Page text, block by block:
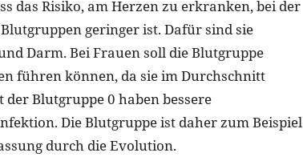
das Risiko, am Herzen zu erkranken, bei der
geringer ist. Dafür sind sie
Darm. Bei Frauen soll die Blutgruppe
führen können, da sie im Durchschnitt
Blutgruppe 0 haben bessere
Die Blutgruppe ist daher zum Beispiel
durch die Evolution.